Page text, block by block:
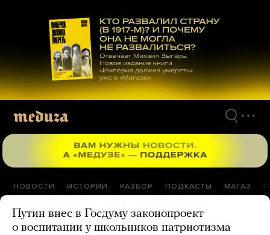
материалам
НОВОСТИ ИСТОРИИ РАЗБОР ПОДКАСТЫ МАГАЗ
Путин внес в Госдуму законопроект
о воспитании у школьников патриотизма